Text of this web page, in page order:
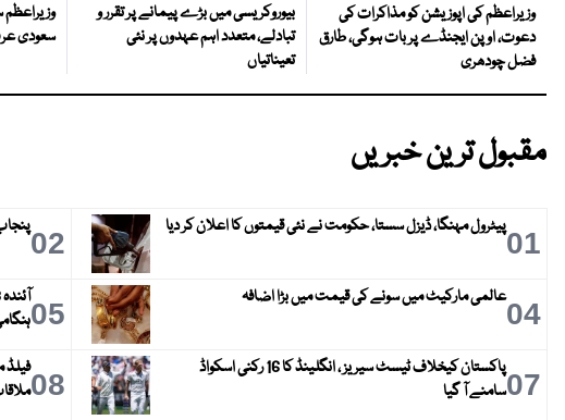
وزیراعظم کی اپوزیشن کو مذاکرات کی
دعوت، اوپن ایجنڈے پر بات ہوگی، طارق
فضل چودھری
بیوروکریسی میں بڑے پیمانے پر تقرر و
تبادلے، متعدد اہم عہدوں پر نئی
تعیناتیاں
سعودی
مقبول ترین خبریں
01پیٹرول مہنگا، ڈیزل سستا، حکومت نے نئی قیمتوں کا اعلان کر دیا 02
04عالمی مارکیٹ میں سونے کی قیمت میں بڑا اضافہ 05
07
پاکستان کیخلاف ٹیسٹ سیریز ، انگلینڈ کا 16 رکنی اسکواڈ
سامنے آ گیا
08فیلڈ